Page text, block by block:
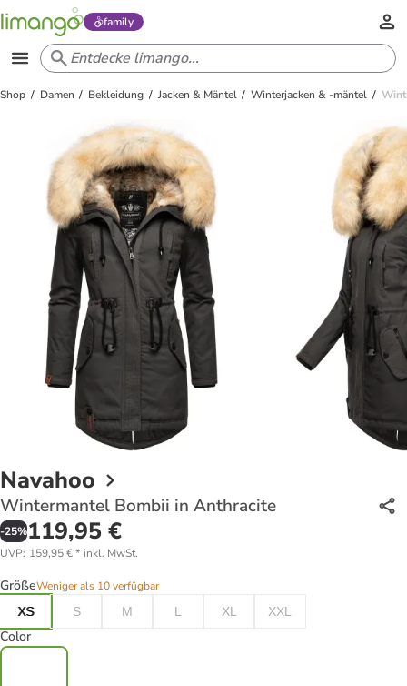
family
Shop Damen Bekleidung Jacken & Mäntel Winterjacken & -mäntel
Navahoo
Wintermantel Bombii in Anthracite
-25%119,95 €
UVP: 159,95 €* inkl. MwSt.
GrößeWeniger als 10 verfügbar
XS
S M L XL XXL
Color